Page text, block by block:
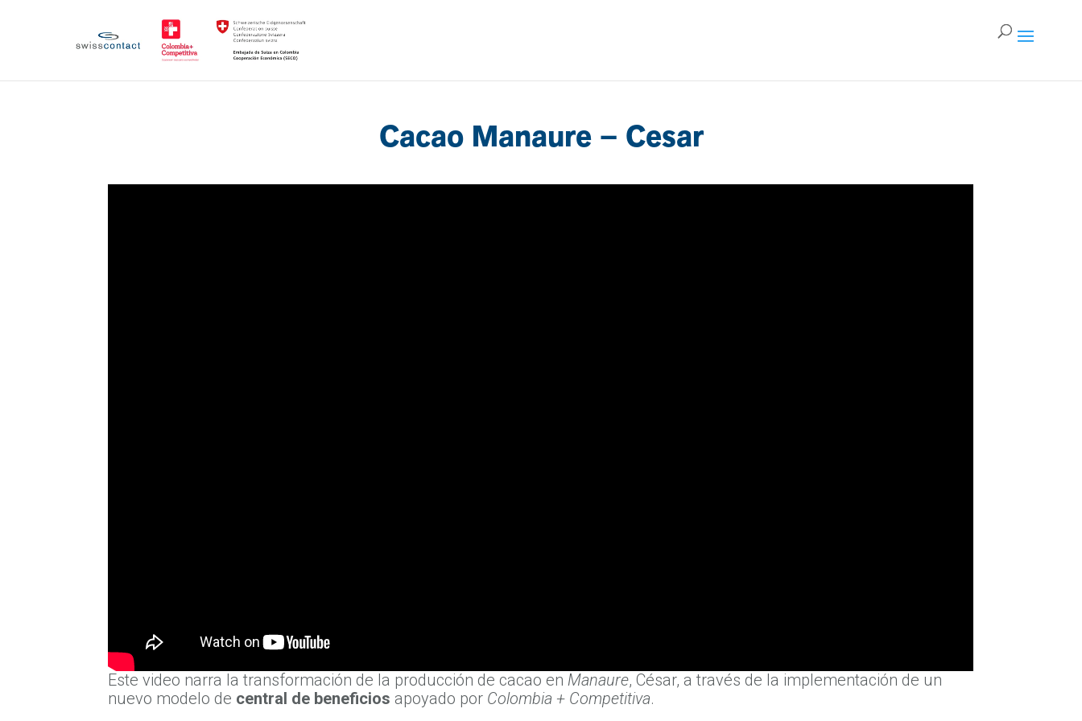
Cacao Manaure – Cesar
Este video narra la transformación de la producción de cacao enManaure, César, a través de la implementación de un
nuevo modelo de central de beneficios apoyado por Colombia + Competitiva.